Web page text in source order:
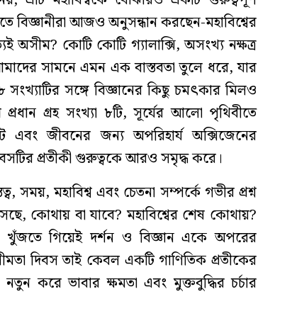
বিজ্ঞানীরা আজও অনুসন্ধান করছেন-মহাবিশ্বের
কোটি কোটি গ্যালাক্সি, অসংখ্য নক্ষত্র
সামনে এমন এক বাস্তবতা তুলে ধরে, যার
সংখ্যাটির সঙ্গে বিজ্ঞানের কিছু চমৎকার মিলও
গ্রহ সংখ্যা ৮টি, সূর্যের আলো পৃথিবীতে
এবং জীবনের জন্য অপরিহার্য অক্সিজেনের
প্রতীকী গুরুত্বকে আরও সমৃদ্ধ করে।
সময়, মহাবিশ্ব এবং চেতনা সম্পর্কে গভীর প্রশ্ন
কোথায় বা যাবে? মহাবিশ্বের শেষ কোথায়?
খুঁজতে গিয়েই দর্শন ও বিজ্ঞান একে অপরের
দিবস তাই কেবল একটি গাণিতিক প্রতীকের
করে ভাবার ক্ষমতা এবং মুক্তবুদ্ধির চর্চার